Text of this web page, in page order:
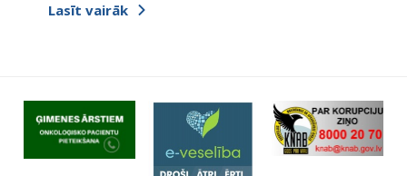
Lasīt vairāk